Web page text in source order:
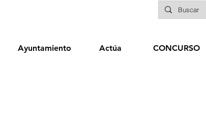
Ayuntamiento Actúa CONCURSO